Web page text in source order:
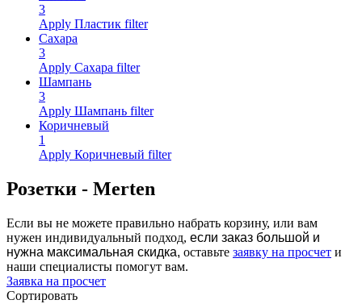
3
Apply Пластик filter
Сахара
3
Apply Сахара filter
Шампань
3
Apply Шампань filter
Коричневый
1
Apply Коричневый filter
Розетки - Merten
Если вы не можете правильно набрать корзину, или вам
нужен индивидуальный подход, если заказ большой и
нужна максимальная скидка, оставьте заявку на просчет и
наши специалисты помогут вам.
Заявка на просчет
Сортировать